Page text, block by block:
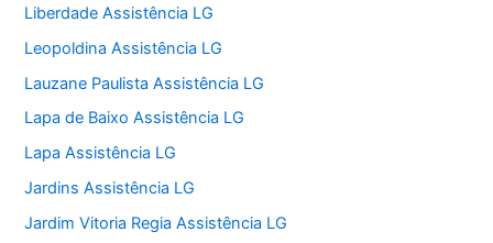
Liberdade Assistência LG
Leopoldina Assistência LG
Lauzane Paulista Assistência LG
Lapa de Baixo Assistência LG
Lapa Assistência LG
Jardins Assistência LG
Jardim Vitoria Regia Assistência LG